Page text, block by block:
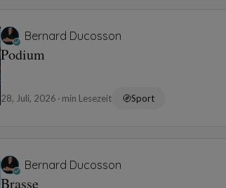
Bernard Ducosson
Podium
28, Juli, 2026 min Lesezeit Sport
Bernard Ducosson
Brasse